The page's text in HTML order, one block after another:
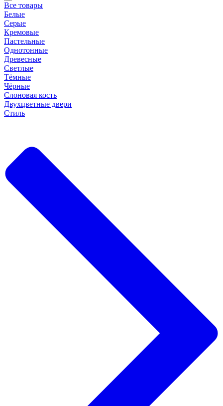
Все товары
Белые
Серые
Кремовые
Пастельные
Однотонные
Древесные
Светлые
Тёмные
Чёрные
Слоновая кость
Двухцветные двери
Стиль